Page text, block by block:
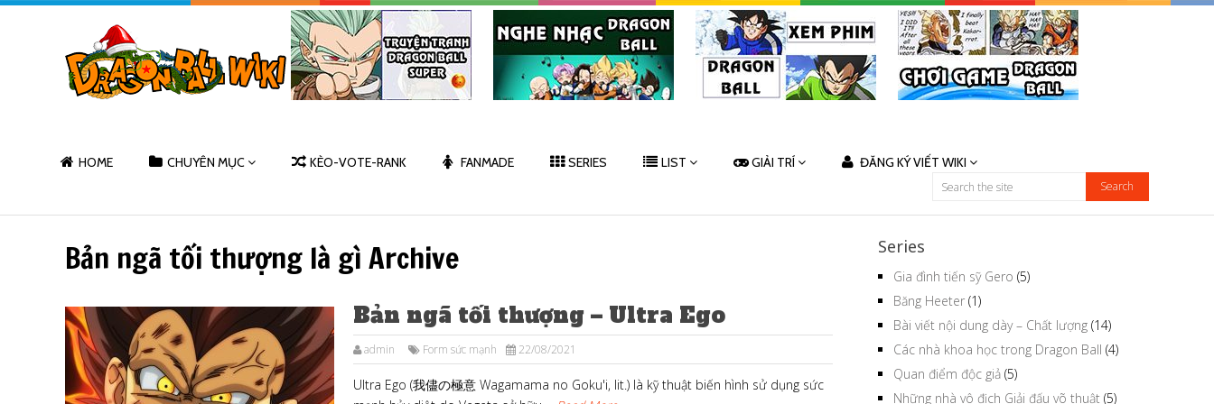
HOME CHUYÊN MỤC KÈO-VOTE-RANK FANMADE SERIES LIST GIẢI TRÍ ĐĂNG KÝ VIẾT WIKI
Bản ngã tối thượng là gì Archive
Bản ngã tối thượng – Ultra Ego
admin Form sức mạnh 22/08/2021
Ultra Ego (我儘の極意 Wagamama no Goku'i, lit.) là kỹ thuật biến hình sử dụng sức
Series
Gia đình tiến sỹ Gero (5)
Băng Heeter (1)
Bài viết nội dung dày – Chất lượng (14)
Các nhà khoa học trong Dragon Ball (4)
Quan điểm độc giả (5)
Những nhà vô địch Giải đấu võ thuật (5)